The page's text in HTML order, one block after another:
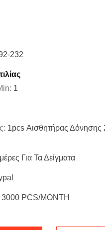
232
1
1pcs Αισθητήρας Δόνησης
Για Τα Δείγματα
3000 PCS/MONTH